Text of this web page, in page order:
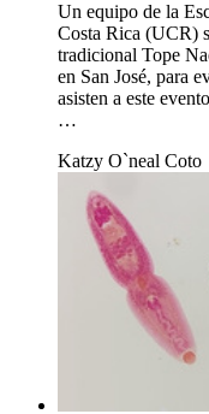
Un equipo de la
Costa Rica (UCR)
tradicional Tope
en San José, para
asisten a este
…
Katzy O`neal Coto